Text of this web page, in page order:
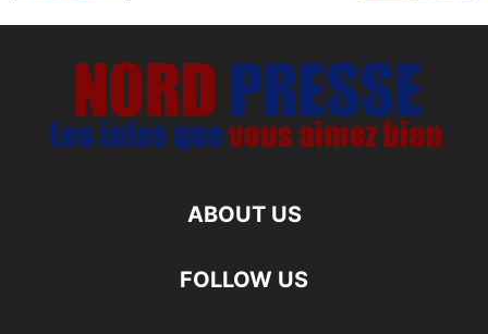
ABOUT US
FOLLOW US